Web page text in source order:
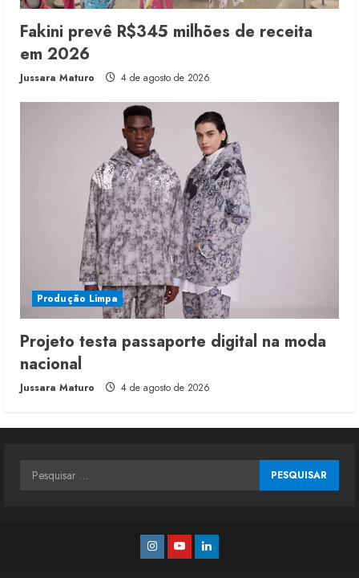
Fakini prevê R$345 milhões de receita
em 2026
Jussara Maturo 4 de agosto de 2026
Produção Limpa
Projeto testa passaporte digital na moda
nacional
Jussara Maturo 4 de agosto de 2026
Pesquisar
Instagram
YoutubeLinkedin